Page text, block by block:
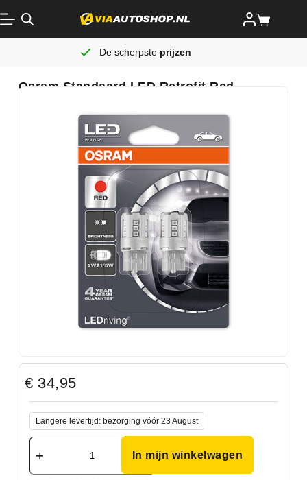
De scherpste prijzen
Osram Standaard LED Retrofit Red
€ 34,95
Langere levertijd: bezorging vóór 23 August
In mijn winkelwagen